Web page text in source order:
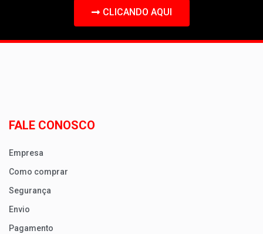
CLICANDO AQUI
FALE CONOSCO
Empresa
Como comprar
Segurança
Envio
Pagamento